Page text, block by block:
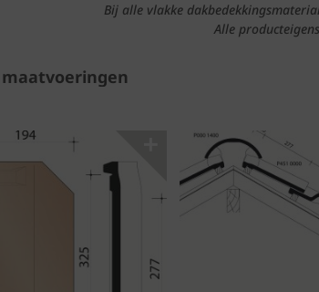
Bij alle vlakke
Alle